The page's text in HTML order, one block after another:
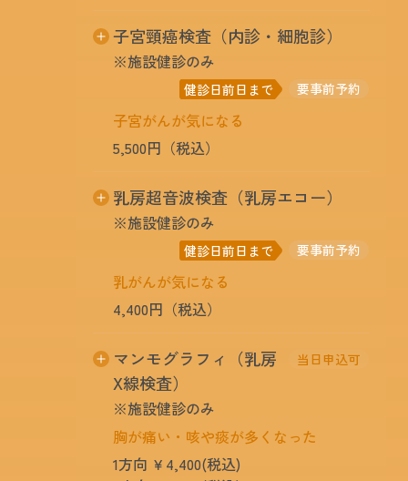
胸部X線検査で見つける事が難しい肺中心部
の異常を発見する検査です。この検査は受診
日前までの3日分の痰に含まれている細胞を
検査するものです。専用容器をお送りしま
す。
子宮頸癌検査（内診・細胞診）
※施設健診のみ
子宮がんが気になる
健診日前日まで 要事前予約
5,500円（税込）
専門医が直接診察いたします。この検査は子
宮頸がんの検査であり、体がんについては実
施しておりませんのでご了承ください。な
お、当日生理中の場合は受診いただけません
前3日間の計約10日間を目安にその期間を避
けた健診受診日のご予定を立てて下さい)
乳房超音波検査（乳房エコー）
※施設健診のみ
乳がんが気になる
健診日前日まで 要事前予約
4,400円（税込）
乳癌や乳腺症などを発見するための検査で
す。
マンモグラフィ（乳房
X線検査）
※施設健診のみ
胸が痛い・咳や痰が多くなった
当日申込可
1方向 ￥4,400(税込)